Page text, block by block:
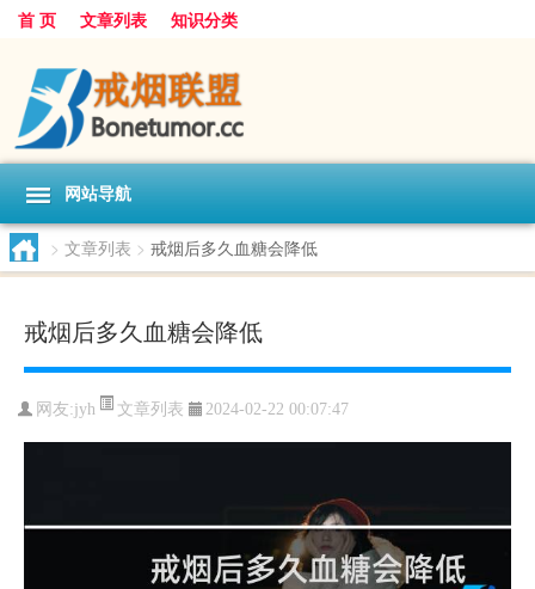
首 页 文章列表 知识分类
网站导航
> 文章列表 > 戒烟后多久血糖会降低
戒烟后多久血糖会降低
网友:jyh 文章列表 2024-02-22 00:07:47